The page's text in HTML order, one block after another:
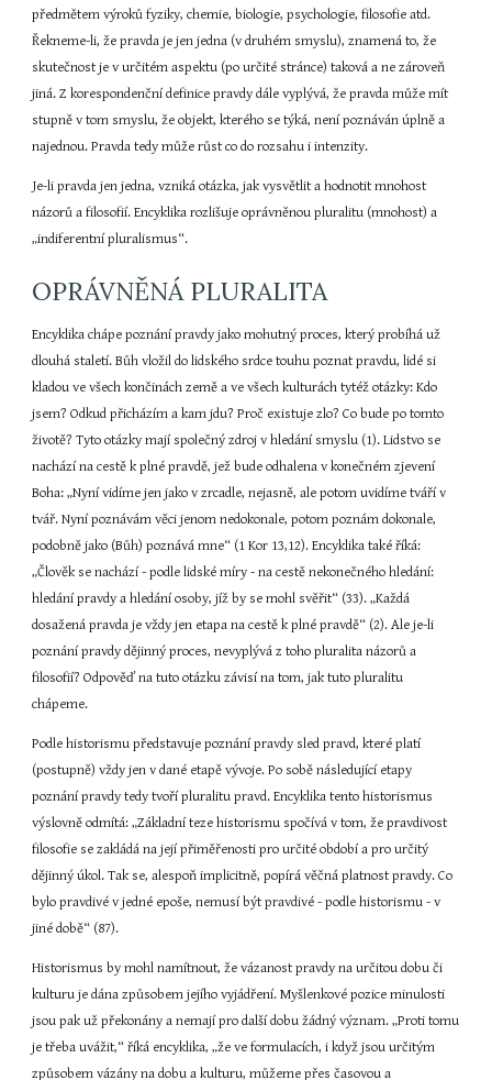
předmětem výroků fyziky, chemie, biologie, psychologie, filosofie atd.
Řekneme-li, že pravda je jen jedna (v druhém smyslu), znamená to, že
skutečnost je v určitém aspektu (po určité stránce) taková a ne zároveň
jiná. Z korespondenční definice pravdy dále vyplývá, že pravda může mít
stupně v tom smyslu, že objekt, kterého se týká, není poznáván úplně a
najednou. Pravda tedy může růst co do rozsahu i intenzity.
Je-li pravda jen jedna, vzniká otázka, jak vysvětlit a hodnotit mnohost
názorů a filosofií. Encyklika rozlišuje oprávněnou pluralitu (mnohost) a
„indiferentní pluralismus“.
OPRÁVNĚNÁ PLURALITA
Encyklika chápe poznání pravdy jako mohutný proces, který probíhá už
dlouhá staletí. Bůh vložil do lidského srdce touhu poznat pravdu, lidé si
kladou ve všech končinách země a ve všech kulturách tytéž otázky: Kdo
jsem? Odkud přicházím a kam jdu? Proč existuje zlo? Co bude po tomto
životě? Tyto otázky mají společný zdroj v hledání smyslu (1). Lidstvo se
nachází na cestě k plné pravdě, jež bude odhalena v konečném zjevení
Boha: „Nyní vidíme jen jako v zrcadle, nejasně, ale potom uvidíme tváří v
tvář. Nyní poznávám věci jenom nedokonale, potom poznám dokonale,
podobně jako (Bůh) poznává mne“ (1 Kor 13,12). Encyklika také říká:
„Člověk se nachází - podle lidské míry - na cestě nekonečného hledání:
hledání pravdy a hledání osoby, jíž by se mohl svěřit“ (33). „Každá
dosažená pravda je vždy jen etapa na cestě k plné pravdě“ (2). Ale je-li
poznání pravdy dějinný proces, nevyplývá z toho pluralita názorů a
filosofií? Odpověď na tuto otázku závisí na tom, jak tuto pluralitu
chápeme.
Podle historismu představuje poznání pravdy sled pravd, které platí
(postupně) vždy jen v dané etapě vývoje. Po sobě následující etapy
poznání pravdy tedy tvoří pluralitu pravd. Encyklika tento historismus
výslovně odmítá: „Základní teze historismu spočívá v tom, že pravdivost
filosofie se zakládá na její přiměřenosti pro určité období a pro určitý
dějinný úkol. Tak se, alespoň implicitně, popírá věčná platnost pravdy. Co
bylo pravdivé v jedné epoše, nemusí být pravdivé - podle historismu - v
jiné době“ (87).
Historismus by mohl namítnout, že vázanost pravdy na určitou dobu či
kulturu je dána způsobem jejího vyjádření. Myšlenkové pozice minulosti
jsou pak už překonány a nemají pro další dobu žádný význam. „Proti tomu
je třeba uvážit,“ říká encyklika, „že ve formulacích, i když jsou určitým
způsobem vázány na dobu a kulturu, můžeme přes časovou a